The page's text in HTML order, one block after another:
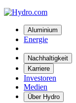
Aluminium
Energie
Nachhaltigkeit
Karriere
Investoren
Medien
Über Hydro